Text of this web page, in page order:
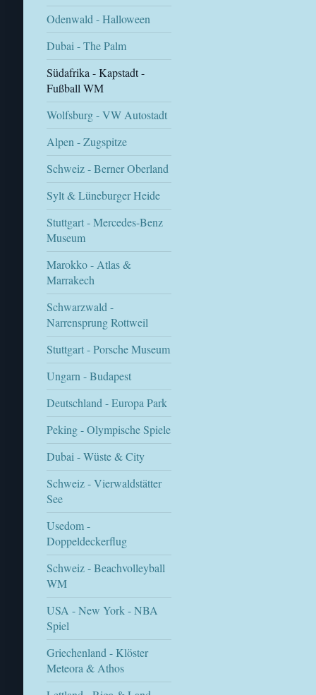
Odenwald - Halloween
Dubai - The Palm
Südafrika - Kapstadt -
Fußball WM
Wolfsburg - VW Autostadt
Alpen - Zugspitze
Schweiz - Berner Oberland
Sylt & Lüneburger Heide
Stuttgart - Mercedes-Benz
Museum
Marokko - Atlas &
Marrakech
Schwarzwald -
Narrensprung Rottweil
Stuttgart - Porsche Museum
Ungarn - Budapest
Deutschland - Europa Park
Peking - Olympische Spiele
Dubai - Wüste & City
Schweiz - Vierwaldstätter
See
Usedom -
Doppeldeckerflug
Schweiz - Beachvolleyball
WM
USA - New York - NBA
Spiel
Griechenland - Klöster
Meteora & Athos